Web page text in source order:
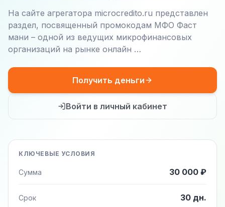
На сайте агрегатора microcredito.ru представлен
раздел, посвященный промокодам МФО Фаст
мани – одной из ведущих микрофинансовых
организаций на рынке онлайн …
Получить деньги
Войти в личный кабинет
КЛЮЧЕВЫЕ УСЛОВИЯ
Сумма 30 000 ₽
Срок 30 дн.